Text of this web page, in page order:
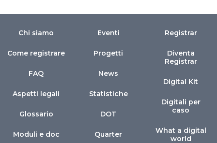
Chi siamo
Come registrare
FAQ
Aspetti legali
Glossario
Moduli e doc
Eventi
Progetti
News
Statistiche
DOT
Quarter
Registrar
Diventa
Registrar
Digital Kit
Digitali per
caso
What a digital
world